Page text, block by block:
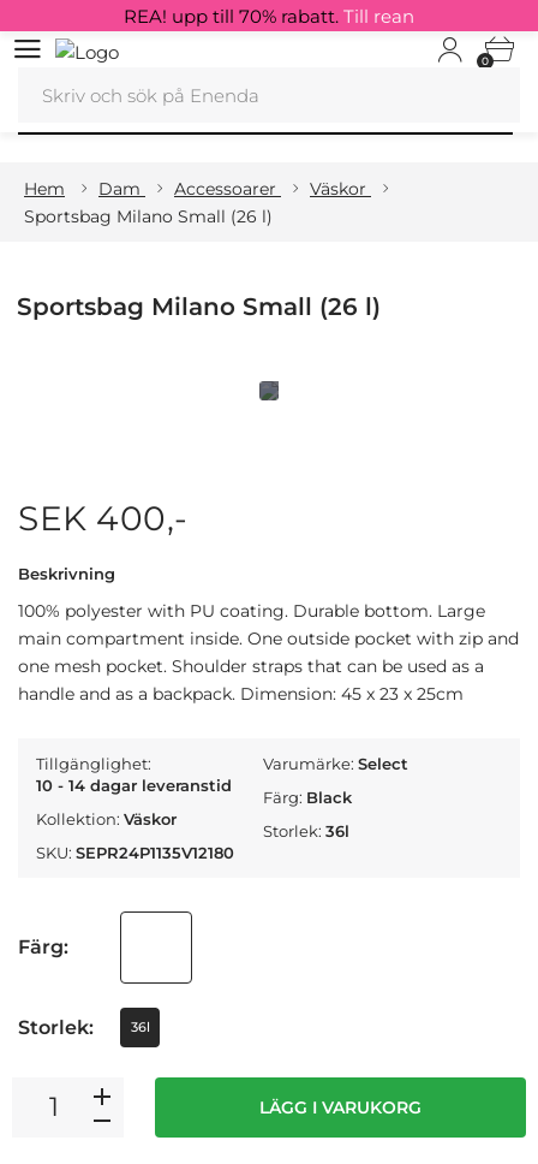
0
REA! upp till 70% rabatt. Till rean
Hem Dam Accessoarer
Väskor
Sportsbag Milano Small (26 l)
Sportsbag Milano Small (26 l)
SEK 400,-
Beskrivning
100% polyester with PU coating. Durable bottom. Large
main compartment inside. One outside pocket with zip and
one mesh pocket. Shoulder straps that can be used as a
handle and as a backpack. Dimension: 45 x 23 x 25cm
Tillgänglighet:
10 - 14 dagar leveranstid
Kollektion: Väskor
SKU: SEPR24P1135V12180
Varumärke:Select
Färg: Black
Storlek:36l
Färg:
Storlek: 36l
LÄGG I VARUKORG